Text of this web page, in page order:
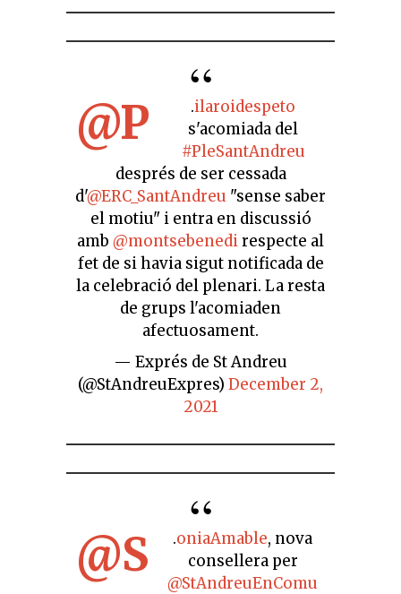
.
@P
ilaroidespeto
s'acomiada del
#PleSantAndreu
després de ser cessada
d'@ERC_SantAndreu "sense saber
el motiu" i entra en discussió
amb @montsebenedirespecte al
fet de si havia sigut notificada de
la celebració del plenari. La resta
de grups l'acomiaden
afectuosament.
— Exprés de St Andreu
(@StAndreuExpres) December 2,
2021
.
@S oniaAmable, nova
consellera per
@StAndreuEnComu